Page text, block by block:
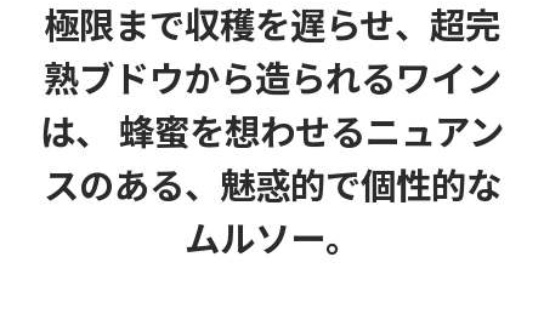
極限まで収穫を遅らせ、超完
熟ブドウから造られるワイン
は、 蜂蜜を想わせるニュアン
スのある、魅惑的で個性的な
ムルソー。